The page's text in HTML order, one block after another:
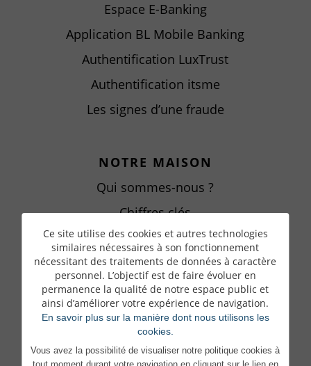
Espace E-Banking
Application BL Mobile Banking
Authentification LuxTrust
Authentification itsme
Les signes d’une fraude
NOTRE MAISON
Qui sommes-nous ?
Chiffres clés
Gouvernance
Actionnariat & participations
Une Maison responsable
Documents & publications
Ce site utilise des cookies et autres technologies
similaires nécessaires à son fonctionnement
nécessitant des traitements de données à caractère
personnel. L’objectif est de faire évoluer en
permanence la qualité de notre espace public et
ainsi d’améliorer votre expérience de navigation.
En savoir plus sur la manière dont nous utilisons les
cookies.
Vous avez la possibilité de visualiser notre politique cookies à